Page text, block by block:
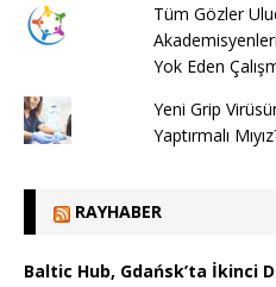
Tüm Gözler
Yok Eden
Yeni Grip
Yaptırmalı
RAYHABER
Baltic Hub, Gdańsk’ta İkinci